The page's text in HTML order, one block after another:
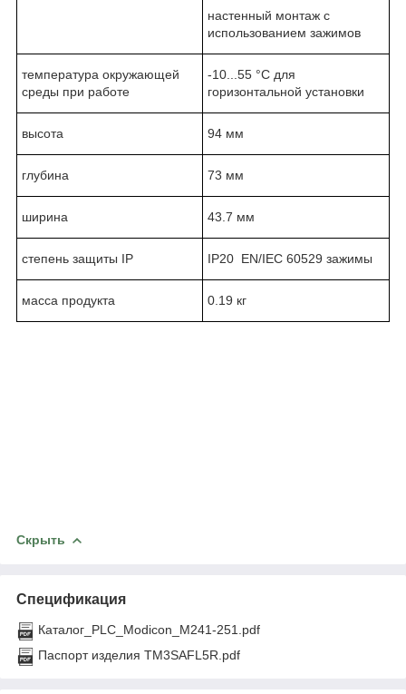
настенный монтаж с
использованием зажимов
температура окружающей
среды при работе
-10...55 °C для
горизонтальной установки
высота 94 мм
глубина 73 мм
ширина 43.7 мм
степень защиты IP IP20 EN/IEC 60529 зажимы
масса продукта 0.19 кг
Скрыть
Спецификация
Каталог_PLC_Modicon_M241-251.pdf
Паспорт изделия TM3SAFL5R.pdf